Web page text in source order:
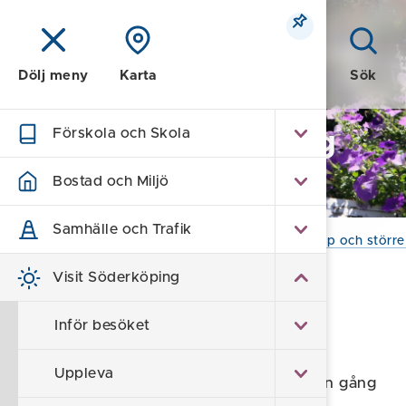
Meny Sök
Dölj meny Karta
Förskola och Skola
Bostad och Miljö
Samhälle och Trafik
Visit Söderköping
Inför besöket
Uppleva
Visit Söderköping
- turism
Hem För grupper, bröllop och
– där berättelserna lever, precis där de en gång